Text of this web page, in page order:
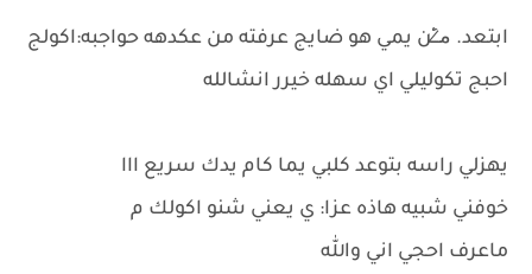
ابتعد. م̷ـــِْن يمي هو ضايج عرفته من عكدهه حواجبه:اكولج
احبج تكوليلي اي سهله خيرر انشالله
يهزلي راسه بتوعد كلبي يما كام يدك سريع ااا
خوفني شبيه هاذه عزا: ي يعني شنو اكولك م
ماعرف احجي اني والله